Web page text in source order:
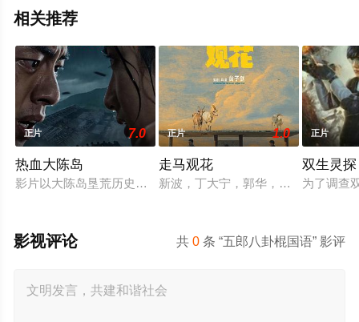
相关推荐
正片 7.0
热血大陈岛
影片以大陈岛垦荒历史为创作底色，在尊重历史真实性的前提下
正片 1.0
走马观花
新波，丁大宁，郭华，程一木他们毕
正片
双生灵探
为了调查
共0 条 “五郎八卦棍国语” 影评
影视评论